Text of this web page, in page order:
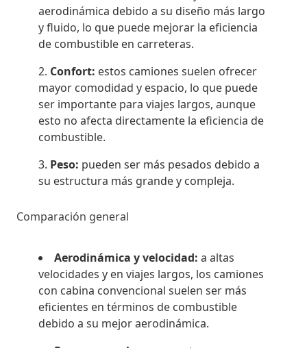
aerodinámica debido a su diseño más largo
y fluido, lo que puede mejorar la eficiencia
de combustible en carreteras.
Confort: estos camiones suelen ofrecer
mayor comodidad y espacio, lo que puede
ser importante para viajes largos, aunque
esto no afecta directamente la eficiencia de
combustible.
Peso: pueden ser más pesados debido a
su estructura más grande y compleja.
Comparación general
Aerodinámica y velocidad: a altas
velocidades y en viajes largos, los camiones
con cabina convencional suelen ser más
eficientes en términos de combustible
debido a su mejor aerodinámica.